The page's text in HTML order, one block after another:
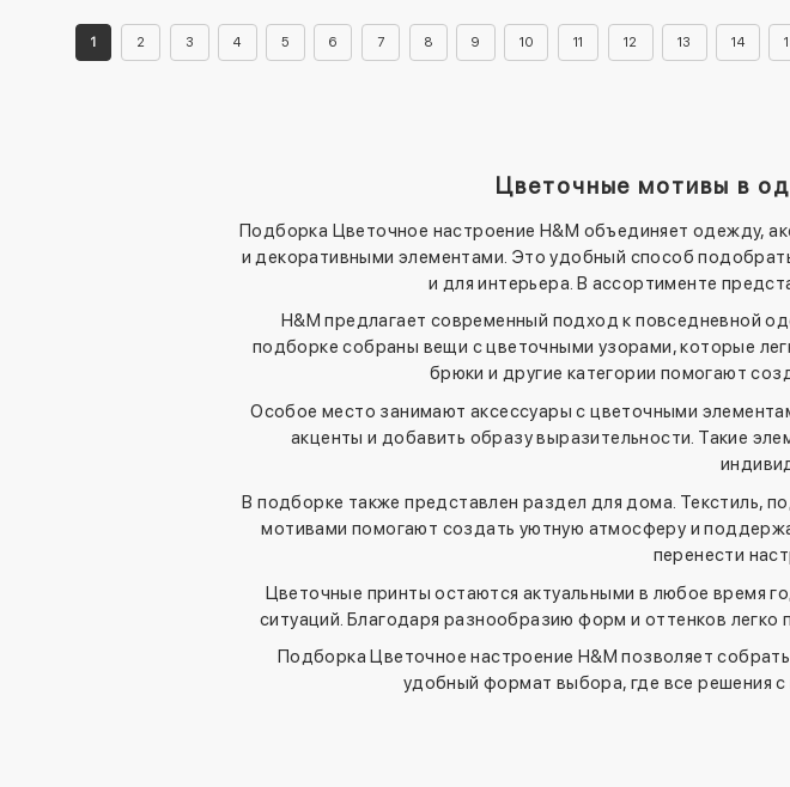
1 2 3 4 5 6 7 8 9 10 11 12 13 14
Цветочные мотивы в
Подборка Цветочное настроение H&M объединяет одежду,
и декоративными элементами. Это удобный способ
и для интерьера. В ассортименте
H&M предлагает современный подход к повседневной
подборке собраны вещи с цветочными узорами, которые
брюки и другие категории помогают
Особое место занимают аксессуары с цветочными
акценты и добавить образу выразительности. Такие
В подборке также представлен раздел для дома. Текстиль,
мотивами помогают создать уютную атмосферу и
перенести
Цветочные принты остаются актуальными в любое время
ситуаций. Благодаря разнообразию форм и оттенков легко
Подборка Цветочное настроение H&M позволяет
удобный формат выбора, где все решения